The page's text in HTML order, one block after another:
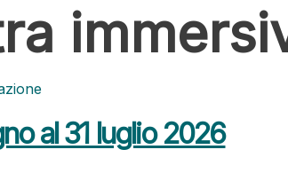
al 31 luglio 2026